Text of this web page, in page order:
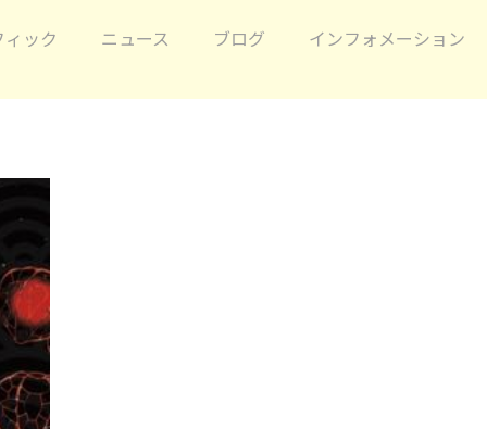
ック ニュース ブログ インフォメーション